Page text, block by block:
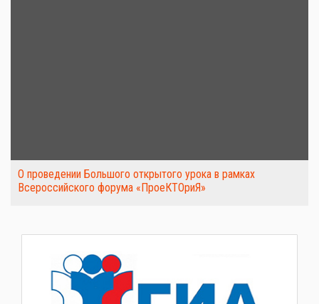
О проведении Большого открытого урока в рамках
Всероссийского форума «ПроеКТОриЯ»